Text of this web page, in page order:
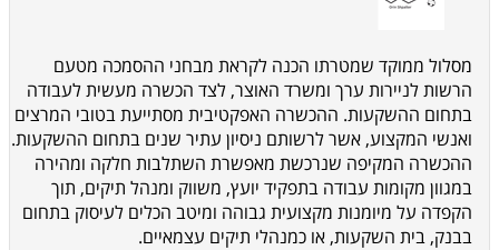
מסלול ממוקד שמטרתו הכנה לקראת מבחני ההסמכה מטעם
הרשות לניירות ערך ומשרד האוצר, לצד הכשרה מעשית לעבודה
בתחום ההשקעות. ההכשרה האפקטיבית מסתייעת בטובי המרצים
ואנשי המקצוע, אשר לרשותם ניסיון עתיר שנים בתחום ההשקעות.
ההכשרה המקיפה שנרכשת מאפשרת השתלבות חלקה ומהירה
במגוון מקומות עבודה בתפקיד יועץ, משווק ומנהל תיקים, תוך
הקפדה על מיומנות מקצועית גבוהה ומיטב הכלים לעיסוק בתחום
בבנק, בית השקעות, או כמנהלי תיקים עצמאיים.